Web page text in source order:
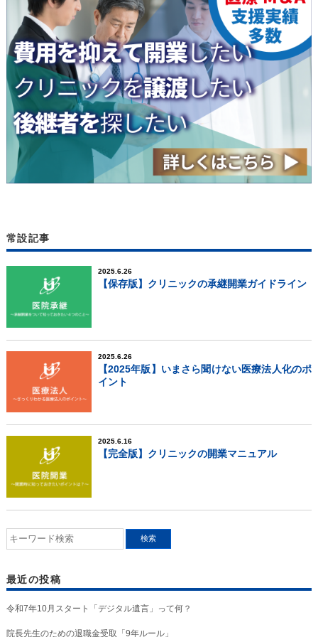
常設記事
2025.6.26
【保存版】クリニックの承継開業ガイドライン
2025.6.26
【2025年版】いまさら聞けない医療法人化のポ
イント
2025.6.16
【完全版】クリニックの開業マニュアル
最近の投稿
令和7年10月スタート「デジタル遺言」って何？
院長先生のための退職金受取「9年ルール」